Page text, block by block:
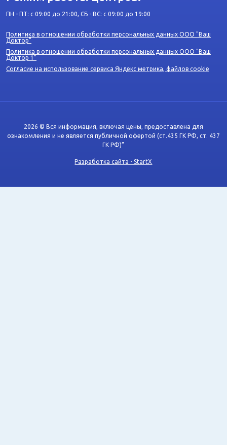
ПН - ПТ: с 09:00 до 21:00, СБ - ВС: с 09:00 до 19:00
Политика в отношении обработки персональных данных ООО "Ваш
Доктор"
Политика в отношении обработки персональных данных ООО "Ваш
Доктор 1"
Согласие на использование сервиса Яндекс метрика, файлов cookie
2026 © Вся информация, включая цены, предоставлена для
ознакомления и не является публичной офертой (ст.435 ГК РФ, cт. 437
ГК РФ)”
Разработка сайта - StartX